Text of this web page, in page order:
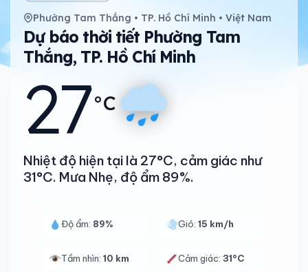
Phường Tam Thắng • TP. Hồ Chí Minh • Việt Nam
Dự báo thời tiết Phường Tam
Thắng, TP. Hồ Chí Minh
27°C
Nhiệt độ hiện tại là 27°C, cảm giác như
31°C. Mưa Nhẹ, độ ẩm 89%.
Độ ẩm: 89% Gió:15 km/h
Tầm nhìn: 10 km Cảm giác:31°C